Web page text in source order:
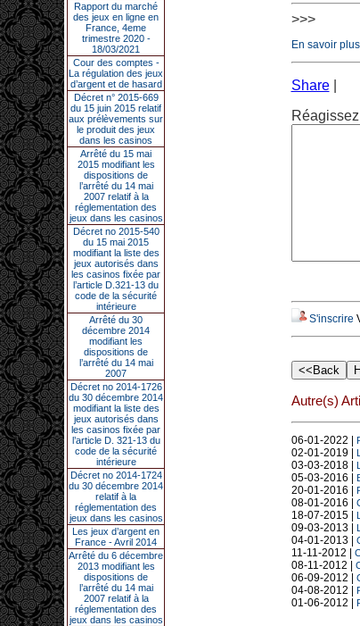
Rapport du marché
des jeux en ligne en
France, 4eme
trimestre 2020 -
18/03/2021
Cour des comptes -
La régulation des jeux
d’argent et de hasard
Décret n° 2015-669
du 15 juin 2015 relatif
aux prélèvements sur
le produit des jeux
dans les casinos
Arrêté du 15 mai
2015 modifiant les
dispositions de
l’arrêté du 14 mai
2007 relatif à la
réglementation des
jeux dans les casinos
Décret no 2015-540
du 15 mai 2015
modifiant la liste des
jeux autorisés dans
les casinos fixée par
l’article D.321-13 du
code de la sécurité
intérieure
Arrêté du 30
décembre 2014
modifiant les
dispositions de
l’arrêté du 14 mai
2007
Décret no 2014-1726
du 30 décembre 2014
modifiant la liste des
jeux autorisés dans
les casinos fixée par
l’article D. 321-13 du
code de la sécurité
intérieure
Décret no 2014-1724
du 30 décembre 2014
relatif à la
réglementation des
jeux dans les casinos
Les jeux d’argent en
France - Avril 2014
Arrêté du 6 décembre
2013 modifiant les
dispositions de
l’arrêté du 14 mai
2007 relatif à la
réglementation des
jeux dans les casinos
>>>
En savoir plus
Share
S'inscrire
Autre(s)
06-01-2022 |
02-01-2019 |
03-03-2018 |
05-03-2016 |
20-01-2016 |
08-01-2016 |
18-07-2015 |
09-03-2013 |
04-01-2013 |
11-11-2012 |
08-11-2012 |
06-09-2012 |
04-08-2012 |
01-06-2012 |